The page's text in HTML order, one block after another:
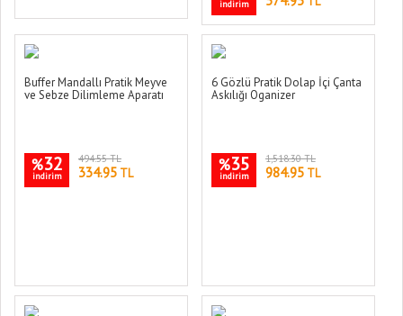
indirim
Buffer Mandallı Pratik Meyve
ve Sebze Dilimleme Aparatı
%32
indirim
494.55 TL
334.95 TL
6 Gözlü Pratik Dolap İçi Çanta
Askılığı Oganizer
%35
indirim
1,518.30 TL
984.95 TL